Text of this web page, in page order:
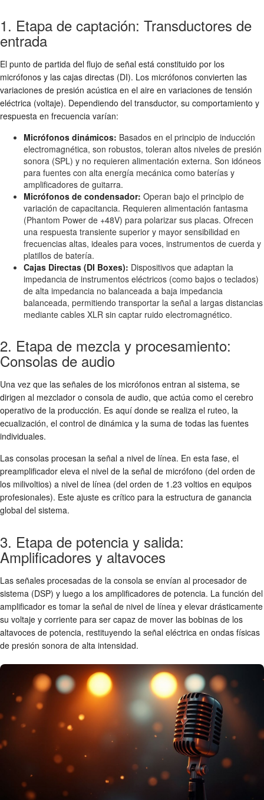
1. Etapa de captación: Transductores de
entrada
El punto de partida del flujo de señal está constituido por los
micrófonos y las cajas directas (DI). Los micrófonos convierten las
variaciones de presión acústica en el aire en variaciones de tensión
eléctrica (voltaje). Dependiendo del transductor, su comportamiento y
respuesta en frecuencia varían:
Micrófonos dinámicos: Basados en el principio de inducción
electromagnética, son robustos, toleran altos niveles de presión
sonora (SPL) y no requieren alimentación externa. Son idóneos
para fuentes con alta energía mecánica como baterías y
amplificadores de guitarra.
Micrófonos de condensador: Operan bajo el principio de
variación de capacitancia. Requieren alimentación fantasma
(Phantom Power de +48V) para polarizar sus placas. Ofrecen
una respuesta transiente superior y mayor sensibilidad en
frecuencias altas, ideales para voces, instrumentos de cuerda y
platillos de batería.
Cajas Directas (DI Boxes): Dispositivos que adaptan la
impedancia de instrumentos eléctricos (como bajos o teclados)
de alta impedancia no balanceada a baja impedancia
balanceada, permitiendo transportar la señal a largas distancias
mediante cables XLR sin captar ruido electromagnético.
2. Etapa de mezcla y procesamiento:
Consolas de audio
Una vez que las señales de los micrófonos entran al sistema, se
dirigen al mezclador o consola de audio, que actúa como el cerebro
operativo de la producción. Es aquí donde se realiza el ruteo, la
ecualización, el control de dinámica y la suma de todas las fuentes
individuales.
Las consolas procesan la señal a nivel de línea. En esta fase, el
preamplificador eleva el nivel de la señal de micrófono (del orden de
los milivoltios) a nivel de línea (del orden de 1.23 voltios en equipos
profesionales). Este ajuste es crítico para la estructura de ganancia
global del sistema.
3. Etapa de potencia y salida:
Amplificadores y altavoces
Las señales procesadas de la consola se envían al procesador de
sistema (DSP) y luego a los amplificadores de potencia. La función del
amplificador es tomar la señal de nivel de línea y elevar drásticamente
su voltaje y corriente para ser capaz de mover las bobinas de los
altavoces de potencia, restituyendo la señal eléctrica en ondas físicas
de presión sonora de alta intensidad.